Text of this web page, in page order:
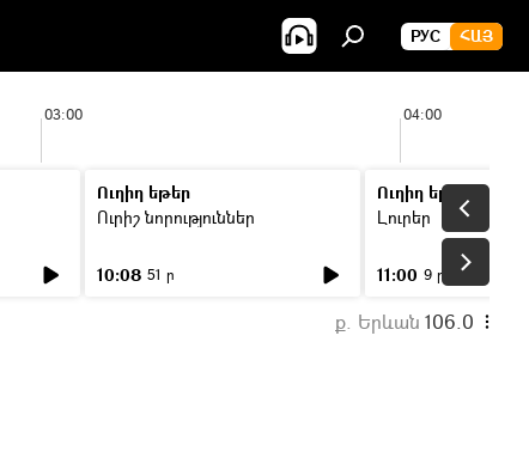
РУС ՀԱՅ
03:00 04:00
Ուղիղ եթեր
Ուրիշ նորություններ
10:08 51 ր
Ուղիղ եթեր
Լուրեր
11:00 9 ր
ք. Երևան 106.0